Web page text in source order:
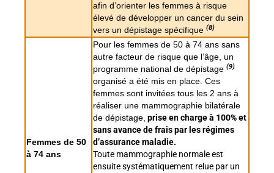
afin d’orienter les femmes à risque
élevé de développer un cancer du sein
vers un dépistage spécifique (8)
Femmes de 50
à 74 ans
Pour les femmes de 50 à 74 ans sans
autre facteur de risque que l’âge, un
programme national de dépistage (9)
organisé a été mis en place. Ces
femmes sont invitées tous les 2 ans à
réaliser une mammographie bilatérale
de dépistage, prise en charge à 100% et
sans avance de frais par les régimes
d’assurance maladie.
Toute mammographie normale est
ensuite systématiquement relue par un